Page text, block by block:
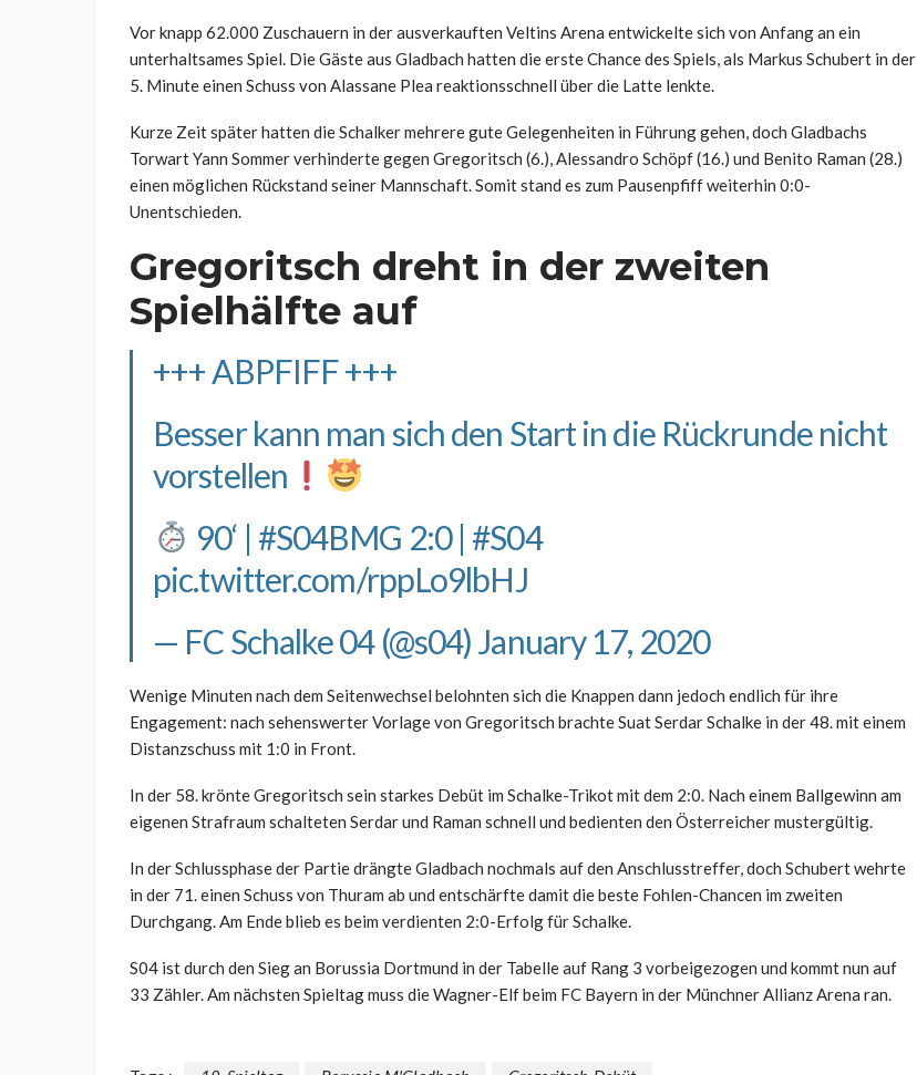
Vor knapp 62.000 Zuschauern in der ausverkauften Veltins Arena entwickelte sich von Anfang an ein
unterhaltsames Spiel. Die Gäste aus Gladbach hatten die erste Chance des Spiels, als Markus Schubert in der
5. Minute einen Schuss von Alassane Plea reaktionsschnell über die Latte lenkte.
Kurze Zeit später hatten die Schalker mehrere gute Gelegenheiten in Führung gehen, doch Gladbachs
Torwart Yann Sommer verhinderte gegen Gregoritsch (6.), Alessandro Schöpf (16.) und Benito Raman (28.)
einen möglichen Rückstand seiner Mannschaft. Somit stand es zum Pausenpfiff weiterhin 0:0-
Unentschieden.
Gregoritsch dreht in der zweiten
Spielhälfte auf
+++ ABPFIFF +++
Besser kann man sich den Start in die Rückrunde nicht
vorstellen
90‘ | #S04BMG 2:0 |#S04
pic.twitter.com/rppLo9lbHJ
— FC Schalke 04 (@s04)January 17, 2020
Wenige Minuten nach dem Seitenwechsel belohnten sich die Knappen dann jedoch endlich für ihre
Engagement: nach sehenswerter Vorlage von Gregoritsch brachte Suat Serdar Schalke in der 48. mit einem
Distanzschuss mit 1:0 in Front.
In der 58. krönte Gregoritsch sein starkes Debüt im Schalke-Trikot mit dem 2:0. Nach einem Ballgewinn am
eigenen Strafraum schalteten Serdar und Raman schnell und bedienten den Österreicher mustergültig.
In der Schlussphase der Partie drängte Gladbach nochmals auf den Anschlusstreffer, doch Schubert wehrte
in der 71. einen Schuss von Thuram ab und entschärfte damit die beste Fohlen-Chancen im zweiten
Durchgang. Am Ende blieb es beim verdienten 2:0-Erfolg für Schalke.
S04 ist durch den Sieg an Borussia Dortmund in der Tabelle auf Rang 3 vorbeigezogen und kommt nun auf
33 Zähler. Am nächsten Spieltag muss die Wagner-Elf beim FC Bayern in der Münchner Allianz Arena ran.